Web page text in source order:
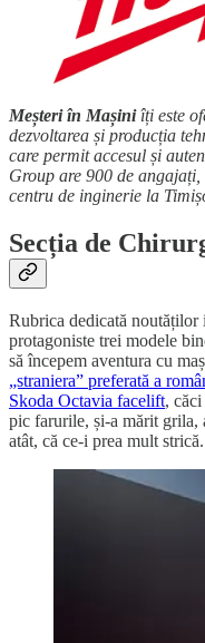
Meșteri în Mașiniîți este
dezvoltarea și producția
care permit accesul și
Group are 900 de
centru de inginerie la
Secția de
Rubrica dedicată noutăților
protagoniste trei modele
să începem aventura cu
„straniera” preferată a
Skoda Octavia facelift,
pic farurile, și-a mărit grila,
atât, că ce-i prea mult strică.